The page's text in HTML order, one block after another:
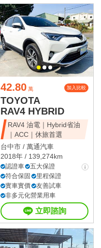
42.80 萬 加入比較
TOYOTA
RAV4 HYBRID
RAV4 油電｜Hybrid省油
｜ACC｜休旅首選
台中市 / 萬通汽車
2018年 / 139,274km
認證車
五大保證
符合保固
里程保證
實車實價
友善試車
非多元化營業用車
立即諮詢